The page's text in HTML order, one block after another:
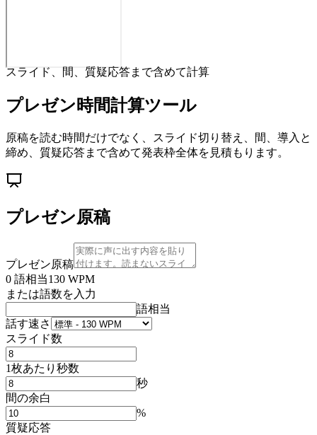
スライド、間、質疑応答まで含めて計算
プレゼン時間計算ツール
原稿を読む時間だけでなく、スライド切り替え、間、導入と
締め、質疑応答まで含めて発表枠全体を見積もります。
プレゼン原稿
プレゼン原稿
0 語相当130 WPM
または語数を入力
語相当
話す速さ
スライド数
1枚あたり秒数
秒
間の余白
%
質疑応答